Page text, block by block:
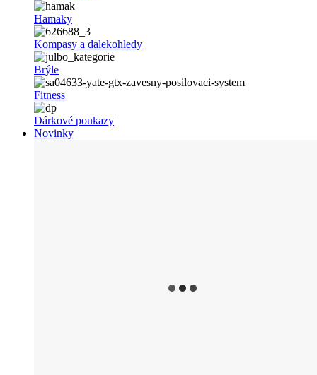
Hamaky
Kompasy a dalekohledy
Brýle
Fitness
Dárkové poukazy
Novinky